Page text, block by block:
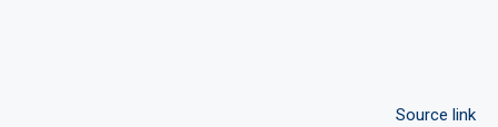
Source link